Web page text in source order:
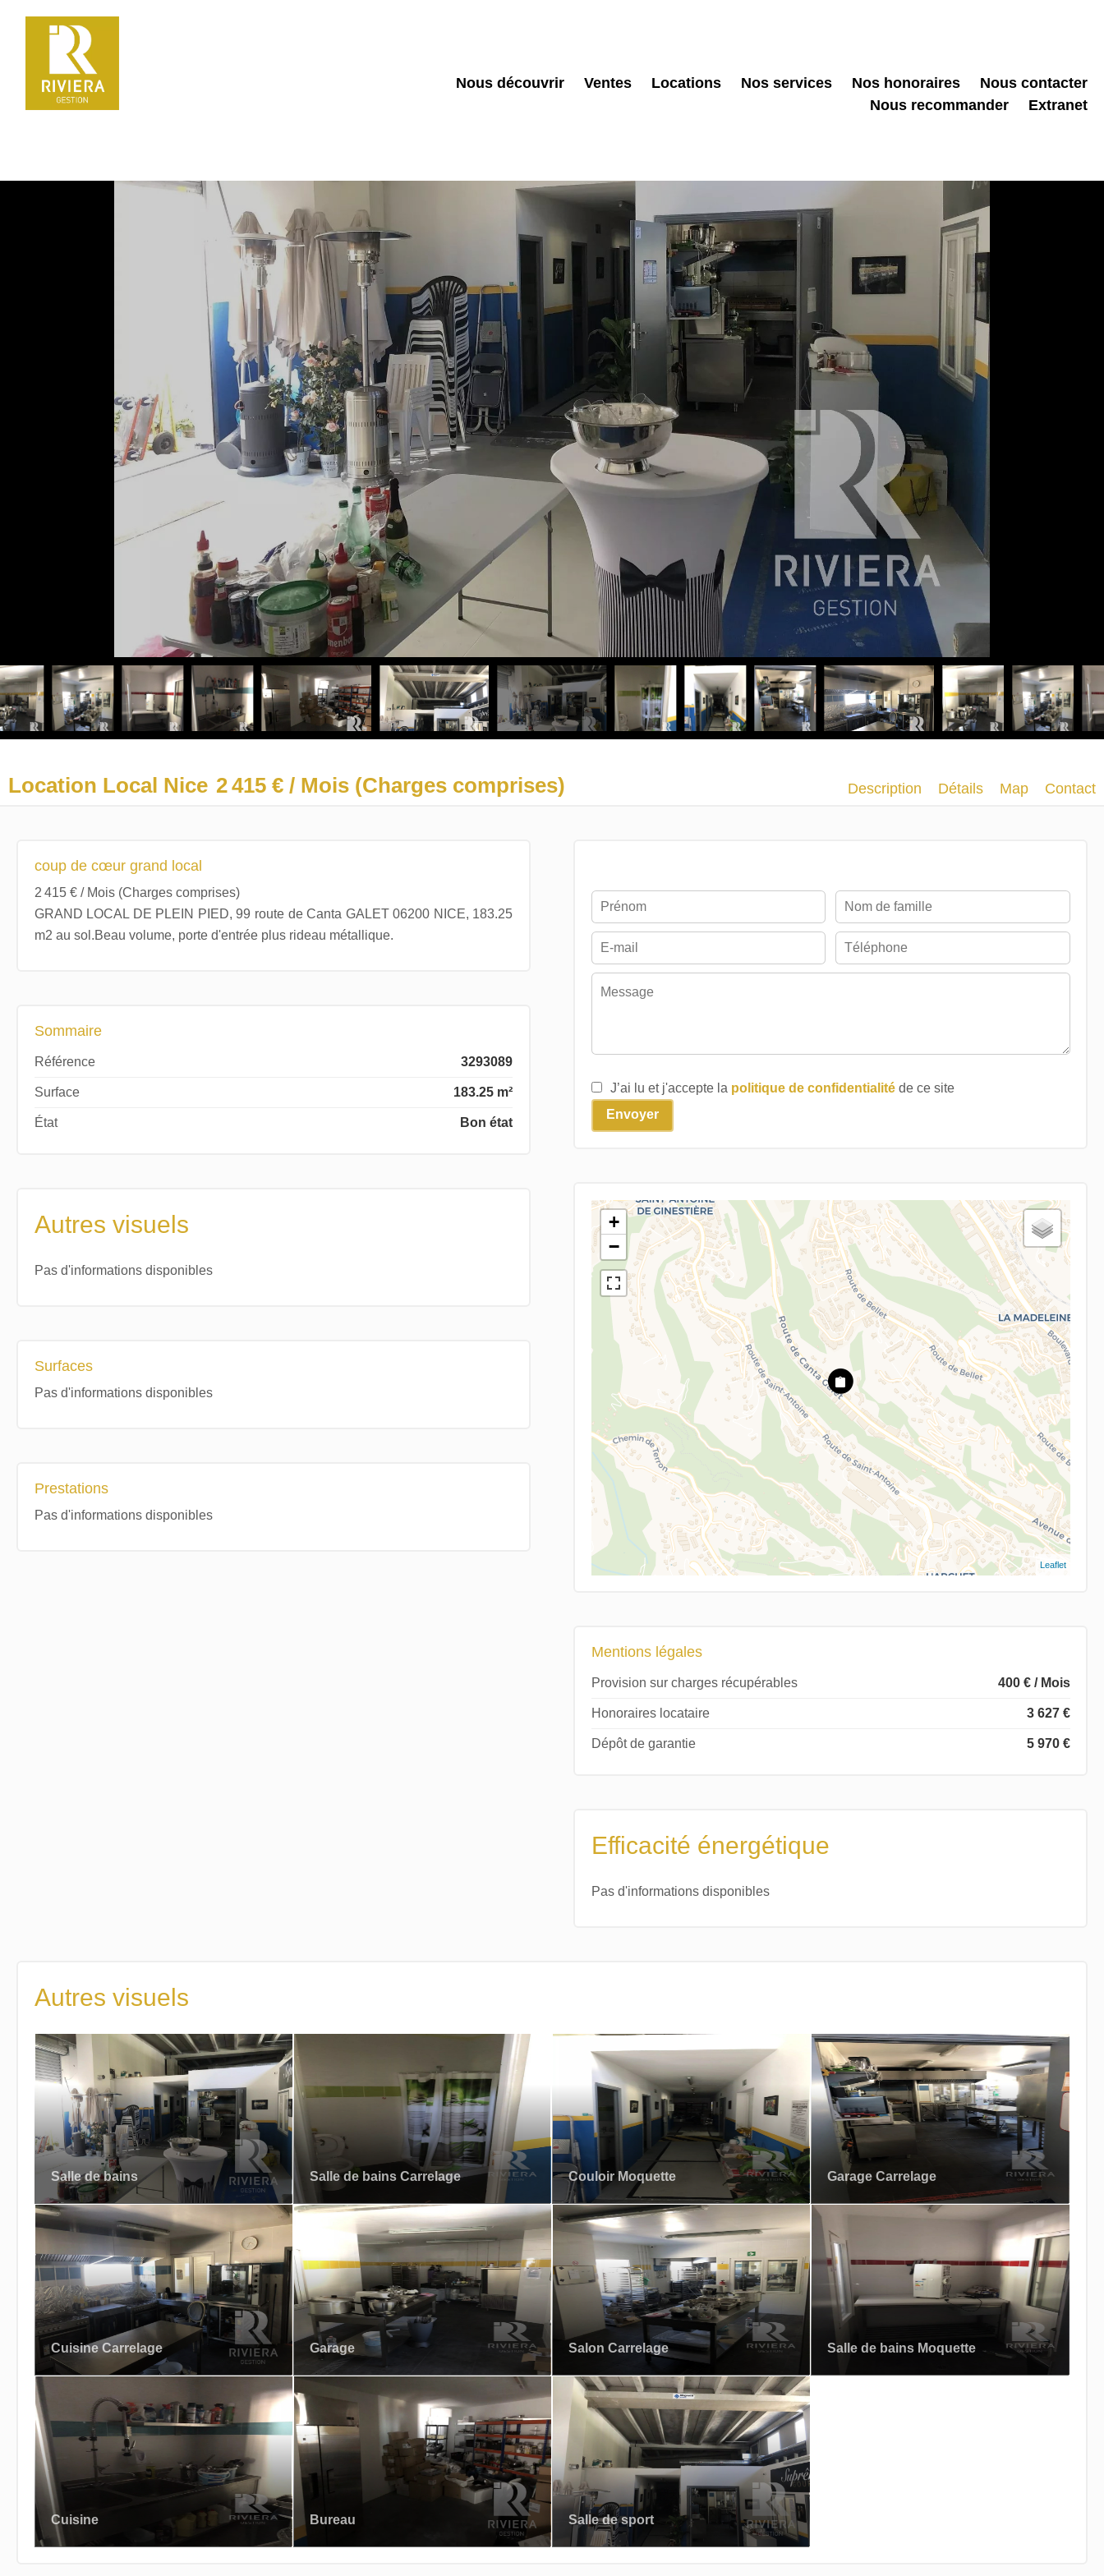
Nous découvrir Ventes Locations Nos services Nos honoraires
Nous contacter
Nous recommander
Extranet
Location Local Nice 2 415 € / Mois (Charges comprises) Description Détails Map Contact
coup de cœur grand local
2 415 € / Mois (Charges comprises)
GRAND LOCAL DE PLEIN PIED, 99 route de Canta GALET 06200 NICE, 183.25
m2 au sol.Beau volume, porte d'entrée plus rideau métallique.
Sommaire
Référence 3293089
Surface 183.25 m²
État Bon état
Autres visuels
Pas d'informations disponibles
Surfaces
Pas d'informations disponibles
Prestations
Pas d'informations disponibles
J’ai lu et j'accepte la politique de confidentialitéde ce site
Envoyer
+
−
Leaflet
Mentions légales
Provision sur charges récupérables 400 € / Mois
Honoraires locataire 3 627 €
Dépôt de garantie 5 970 €
Efficacité énergétique
Pas d'informations disponibles
Autres visuels
Salle de bains Salle de bains Carrelage Couloir Moquette Garage Carrelage
Cuisine Carrelage Garage Salon Carrelage Salle de bains Moquette
Cuisine Bureau Salle de sport